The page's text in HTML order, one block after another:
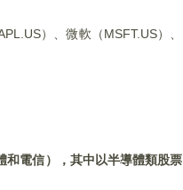
）、微軟（MSFT.US）、
和電信），其中以半導體類股票